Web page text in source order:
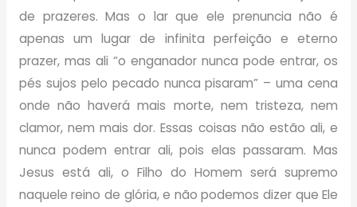
de prazeres. Mas o lar que ele prenuncia não é
apenas um lugar de infinita perfeição e eterno
prazer, mas ali “o enganador nunca pode entrar, os
pés sujos pelo pecado nunca pisaram” – uma cena
onde não haverá mais morte, nem tristeza, nem
clamor, nem mais dor. Essas coisas não estão ali, e
nunca podem entrar ali, pois elas passaram. Mas
Jesus está ali, o Filho do Homem será supremo
naquele reino de glória, e não podemos dizer que Ele